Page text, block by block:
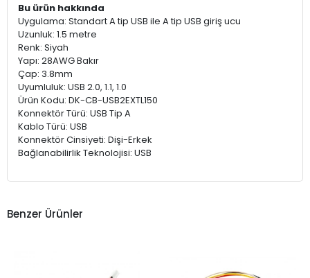
Bu ürün hakkında
Uygulama: Standart A tip USB ile A tip USB giriş ucu
Uzunluk: 1.5 metre
Renk: Siyah
Yapı: 28AWG Bakır
Çap: 3.8mm
Uyumluluk: USB 2.0, 1.1, 1.0
Ürün Kodu: DK-CB-USB2EXTL150
Konnektör Türü: USB Tip A
Kablo Türü: USB
Konnektör Cinsiyeti: Dişi-Erkek
Bağlanabilirlik Teknolojisi: USB
Benzer Ürünler